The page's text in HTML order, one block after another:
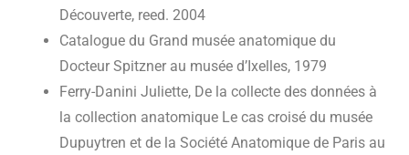
Découverte, reed. 2004
Catalogue du Grand musée anatomique du
Docteur Spitzner au musée d’Ixelles, 1979
Ferry-Danini Juliette, De la collecte des données à
la collection anatomique Le cas croisé du musée
Dupuytren et de la Société Anatomique de Paris au